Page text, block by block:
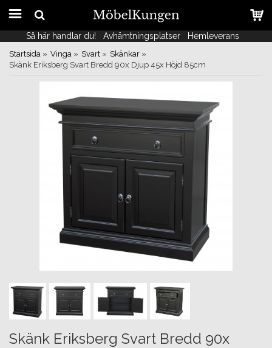
Så här handlar du! Avhämtningsplatser Hemleverans
Så här handlar du! Avhämtningsplatser Hemleverans
Startsida » Vinga » Svart » Skänkar »
Skänk Eriksberg Svart Bredd 90x Djup 45x Höjd 85cm
Skänk Eriksberg Svart Bredd 90x